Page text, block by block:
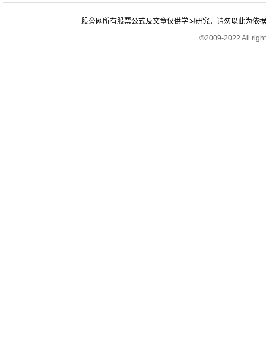
股旁网所有股票公式及文章仅供学习研究，请勿以此为依
©2009-2022 All